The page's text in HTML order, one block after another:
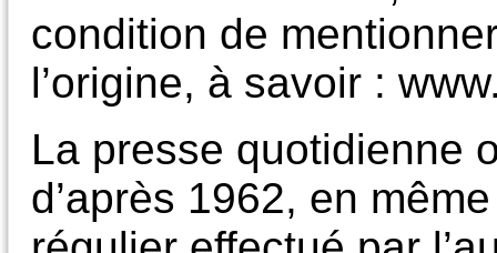
condition de
l’origine, à savoir :
La presse quotidienne
d’après 1962, en